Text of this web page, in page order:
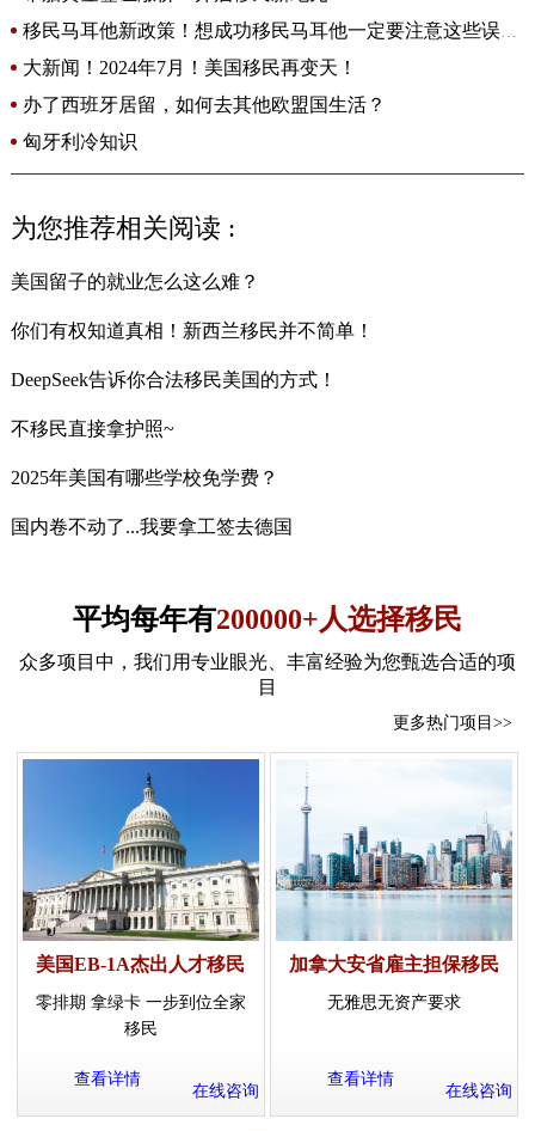
移民马耳他新政策！想成功移民马耳他一定要注意这些误
区！
大新闻！2024年7月！美国移民再变天！
办了西班牙居留，如何去其他欧盟国生活？
匈牙利冷知识
为您推荐相关阅读 :
美国留子的就业怎么这么难？
你们有权知道真相！新西兰移民并不简单！
DeepSeek告诉你合法移民美国的方式！
不移民直接拿护照~
2025年美国有哪些学校免学费？
国内卷不动了...我要拿工签去德国
平均每年有200000+人选择移民
众多项目中，我们用专业眼光、丰富经验为您甄选合适的项
目
更多热门项目>>
美国EB-1A杰出人才移民
零排期 拿绿卡 一步到位全家
移民
查看详情
在线咨询
加拿大安省雇主担保移民
无雅思无资产要求
查看详情
在线咨询